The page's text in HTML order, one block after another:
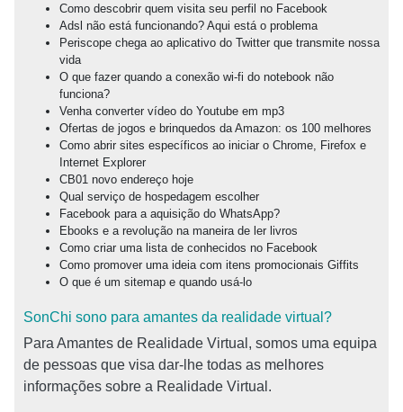
Como descobrir quem visita seu perfil no Facebook
Adsl não está funcionando? Aqui está o problema
Periscope chega ao aplicativo do Twitter que transmite nossa
vida
O que fazer quando a conexão wi-fi do notebook não
funciona?
Venha converter vídeo do Youtube em mp3
Ofertas de jogos e brinquedos da Amazon: os 100 melhores
Como abrir sites específicos ao iniciar o Chrome, Firefox e
Internet Explorer
CB01 novo endereço hoje
Qual serviço de hospedagem escolher
Facebook para a aquisição do WhatsApp?
Ebooks e a revolução na maneira de ler livros
Como criar uma lista de conhecidos no Facebook
Como promover uma ideia com itens promocionais Giffits
O que é um sitemap e quando usá-lo
SonChi sono para amantes da realidade virtual?
Para Amantes de Realidade Virtual, somos uma equipa
de pessoas que visa dar-lhe todas as melhores
informações sobre a Realidade Virtual.